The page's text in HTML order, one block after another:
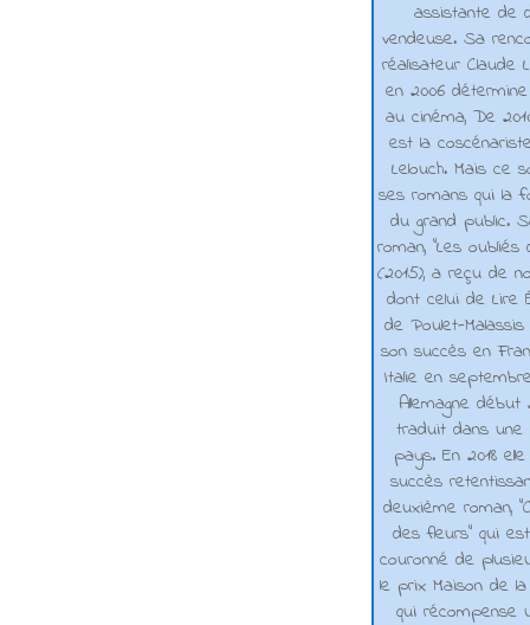
assistante de
vendeuse. Sa
réalisateur Claude
en 2006
au cinéma, De
est la
Lelouch. Mais ce
ses romans qui la
du grand public.
roman, "Les oubliés
(2015), a reçu de
dont celui de Lire
de Poulet-
son succès en
Italie en
Allemagne début
traduit dans une
pays. En 2018
succès
deuxième roman,
des fleurs" qui
couronné de
le prix Maison de la
qui récompense